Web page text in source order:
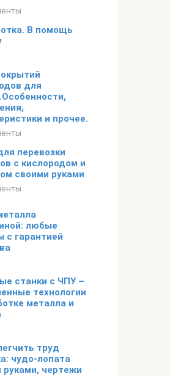
В помощь
для
и прочее.
перевозки
с кислородом и
своими руками
любые
с гарантией
станки с ЧПУ –
технологии
металла и
труд
чудо-лопата
руками, чертежи